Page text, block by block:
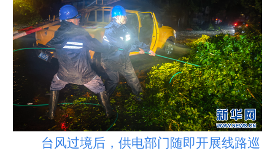
台风过境后，供电部门随即开展线路巡